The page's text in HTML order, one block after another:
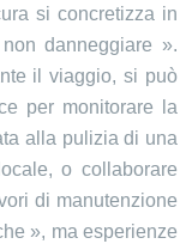
si concretizza in
danneggiare ».
il viaggio, si può
per monitorare la
alla pulizia di una
o collaborare
di manutenzione
», ma esperienze